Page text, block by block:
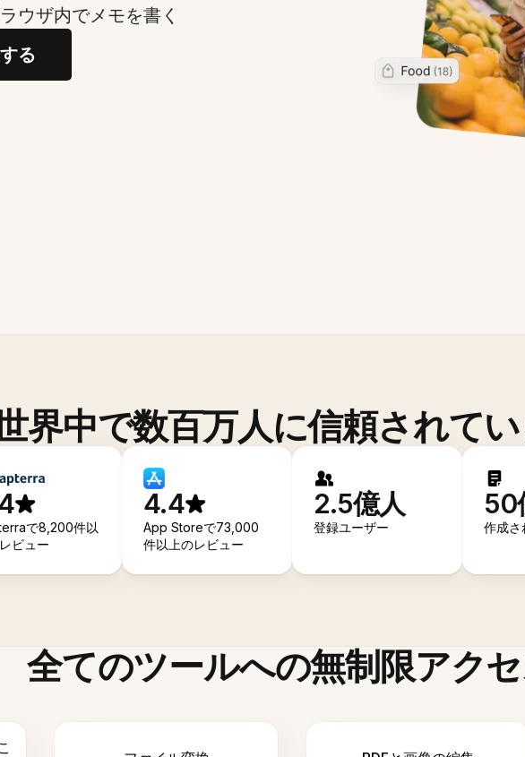
ウザ内でメモを書く
る
界中で数百万人に信頼されて
で8,200件以
ビュー
4.4
App Storeで73,000
件以上のレビュー
2.5億人
登録ユーザー
50
作成さ
全てのツールへの無制限アク